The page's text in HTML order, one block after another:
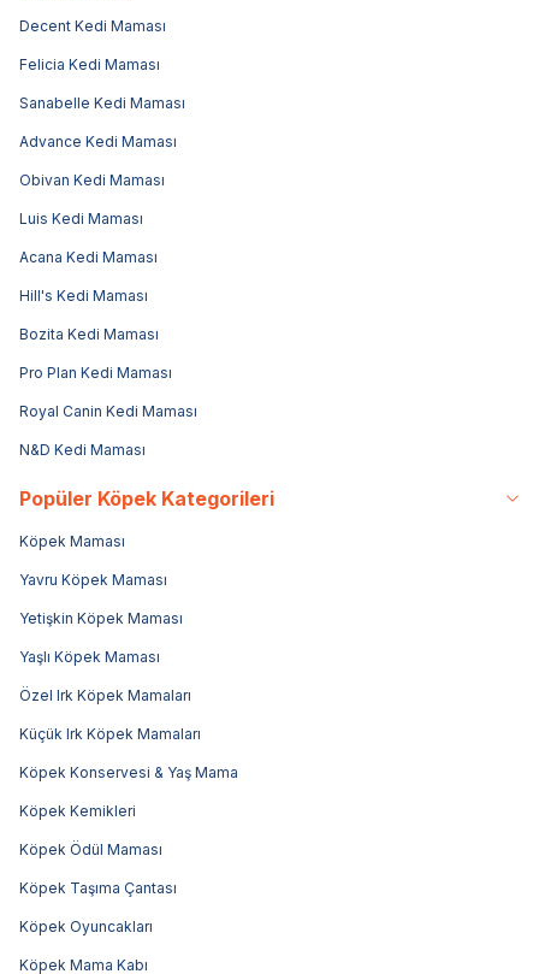
Decent Kedi Maması
Felicia Kedi Maması
Sanabelle Kedi Maması
Advance Kedi Maması
Obivan Kedi Maması
Luis Kedi Maması
Acana Kedi Maması
Hill's Kedi Maması
Bozita Kedi Maması
Pro Plan Kedi Maması
Royal Canin Kedi Maması
N&D Kedi Maması
Popüler Köpek Kategorileri
Köpek Maması
Yavru Köpek Maması
Yetişkin Köpek Maması
Yaşlı Köpek Maması
Özel Irk Köpek Mamaları
Küçük Irk Köpek Mamaları
Köpek Konservesi & Yaş Mama
Köpek Kemikleri
Köpek Ödül Maması
Köpek Taşıma Çantası
Köpek Oyuncakları
Köpek Mama Kabı